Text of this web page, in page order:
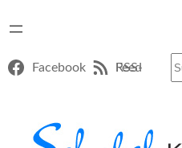
Facebook RSS-Feed